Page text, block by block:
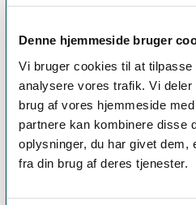
Denne hjemmeside bruger
Vi bruger cookies til at
analysere vores trafik. Vi
brug af vores hjemmeside
partnere kan kombinere disse
oplysninger, du har givet dem,
fra din brug af deres tjenester.
Et medlemskab af Dansk
er et kvalitetsstempel. Alle
leve op til en række